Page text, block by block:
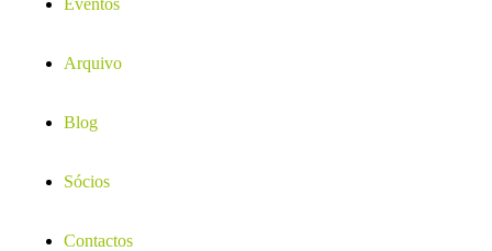
Eventos
Arquivo
Blog
Sócios
Contactos